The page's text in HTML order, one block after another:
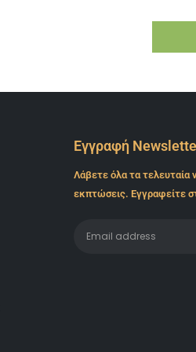
Εγγραφή
Λάβετε όλα τα τελευταία
εκπτώσεις. Εγγραφείτε